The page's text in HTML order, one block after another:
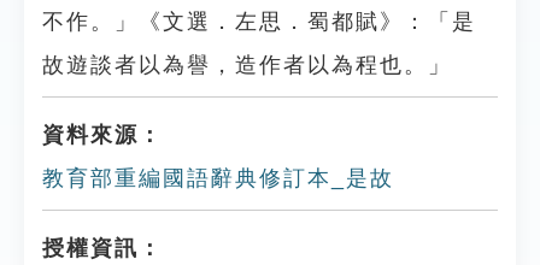
不作。」《文選．左思．蜀都賦》：「是
故遊談者以為譽，造作者以為程也。」
資料來源：
教育部重編國語辭典修訂本_是故
授權資訊：